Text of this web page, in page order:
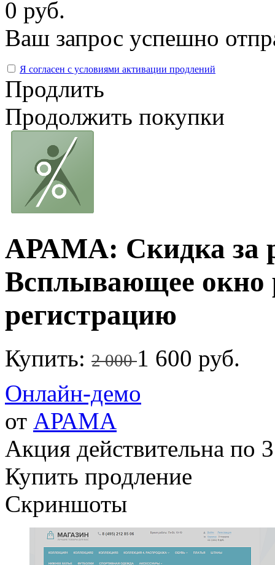
0 руб.
Ваш запрос успешно
Я согласен с условиями активации продлений
Продлить
Продолжить покупки
АРАМА: Скидка за
Всплывающее окно
регистрацию
Купить: 2 0001 600 руб.
Онлайн-демо
от АРАМА
Акция действительна по
Купить продление
Скриншоты